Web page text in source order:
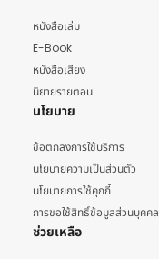
หนังสือเล่ม
E-Book
หนังสือเสียง
นิยายรายตอน
นโยบาย
ข้อตกลงการใช้บริการ
นโยบายความเป็นส่วนตัว
นโยบายการใช้คุกกี้
การขอใช้สิทธิ์ข้อมูลส่วนบุคคล
ช่วยเหลือ